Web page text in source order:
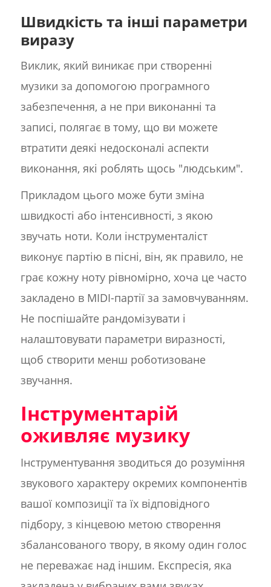
Швидкість та інші параметри
виразу
Виклик, який виникає при створенні
музики за допомогою програмного
забезпечення, а не при виконанні та
записі, полягає в тому, що ви можете
втратити деякі недосконалі аспекти
виконання, які роблять щось "людським".
Прикладом цього може бути зміна
швидкості або інтенсивності, з якою
звучать ноти. Коли інструменталіст
виконує партію в пісні, він, як правило, не
грає кожну ноту рівномірно, хоча це часто
закладено в MIDI-партії за замовчуванням.
Не поспішайте рандомізувати і
налаштовувати параметри виразності,
щоб створити менш роботизоване
звучання.
Інструментарій
оживляє музику
Інструментування зводиться до розуміння
звукового характеру окремих компонентів
вашої композиції та їх відповідного
підбору, з кінцевою метою створення
збалансованого твору, в якому один голос
не переважає над іншим. Експресія, яка